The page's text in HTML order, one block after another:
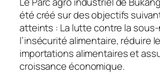
été créé sur des objectifs
atteints : La lutte contre la
l’insécurité alimentaire, réduire
importations alimentaires et
croissance économique.